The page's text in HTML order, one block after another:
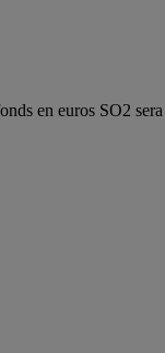
en euros SO2